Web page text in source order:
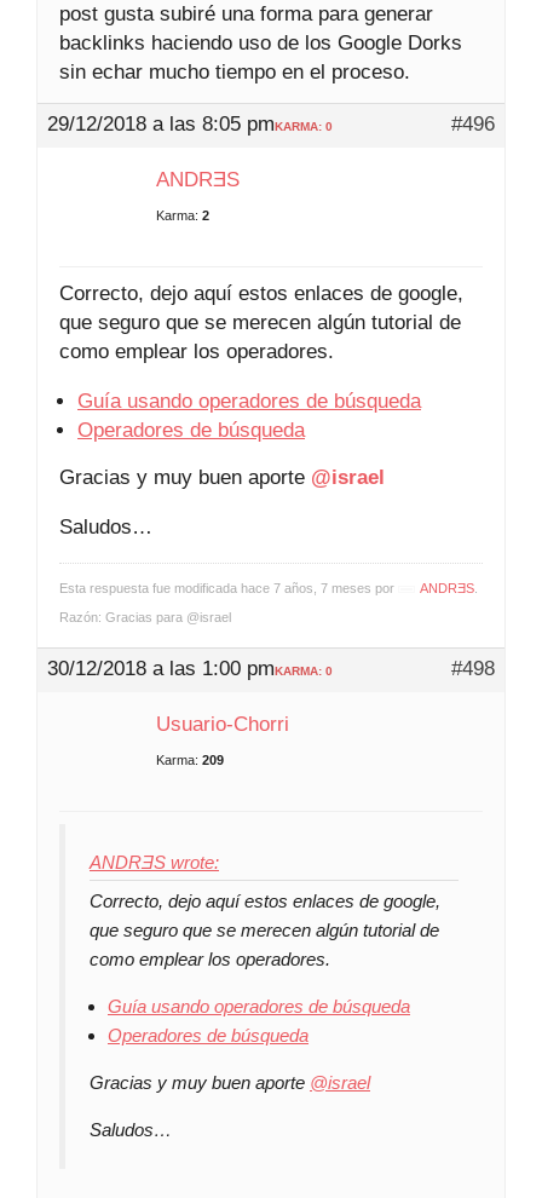
post gusta subiré una forma para generar
backlinks haciendo uso de los Google Dorks
sin echar mucho tiempo en el proceso.
29/12/2018 a las 8:05 pm #496
KARMA: 0
ANDRƎS
Karma: 2
Correcto, dejo aquí estos enlaces de google,
que seguro que se merecen algún tutorial de
como emplear los operadores.
Guía usando operadores de búsqueda
Operadores de búsqueda
Gracias y muy buen aporte @israel
Saludos…
Esta respuesta fue modificada hace 7 años, 7 meses por ANDRƎS
Razón: Gracias para @israel
30/12/2018 a las 1:00 pm #498
KARMA: 0
Usuario-Chorri
Karma: 209
ANDRƎS wrote:
Correcto, dejo aquí estos enlaces de google,
que seguro que se merecen algún tutorial de
como emplear los operadores.
Guía usando operadores de búsqueda
Operadores de búsqueda
Gracias y muy buen aporte @israel
Saludos…